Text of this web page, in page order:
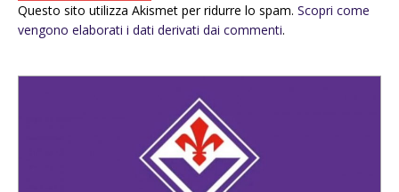
Questo sito utilizza Akismet per ridurre lo spam. Scopri come
vengono elaborati i dati derivati dai commenti.